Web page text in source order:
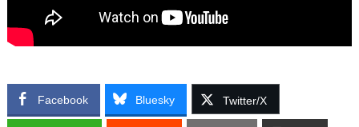
Facebook Bluesky Twitter/X